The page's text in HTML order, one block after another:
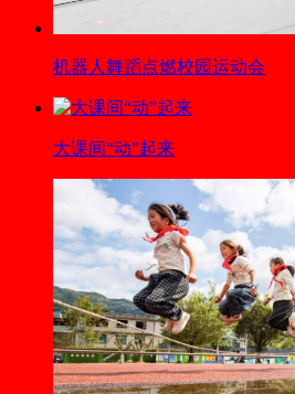
机器人舞蹈点燃校园运动会
大课间“动”起来